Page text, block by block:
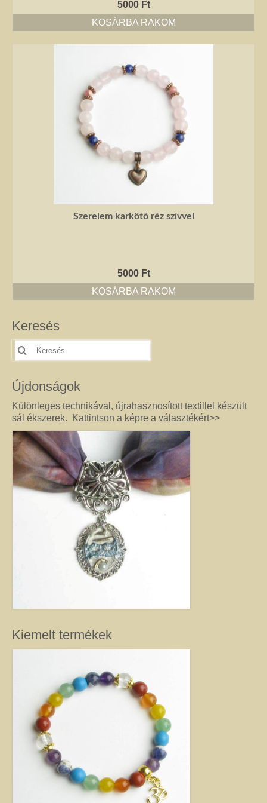
világában, mivel ezek is az egyéniség szépségét emelik ki. Nagy gonddal
válogattam ki azokat az ékszereket, amelyek megfelelnek ennek a magas
minőségi és esztétikai követelménynek. Ezeket az ékszereket azoknak
ajánlom, akik nem ragaszkodnak az ásványokhoz, féldrágakövekhez, illetve
kristályokhoz, de rajonganak az egyéni ötletekért, és valami különlegesre
vágynak. Kiváló ajándék lehet belőlük születésnapra, névnapra, karácsonyra.
Garantáltan örömöt szerezhet velük szeretteinek.
Rendelésre készült egyedi ékszer
Csillagjegyes babalánc rendelésre
Jó tanácsok babalánchoz
A szobai növények, kaktuszok a lakás díszei, de sajnos nem vagy csak ritkán
virágoznak.Biztosan Ön is szép kaspóba vagy díszes tartóba teszi őket, de
ennél többet is tehet értük. A kézműves Virág ékszerekkel színesebbé és
garantáltan nincs két egyforma közöttük. Ha cserepes növényt ajándékoz
5000 Ft
KOSÁRBA RAKOM
Szerelem karkötő réz szívvel
5000 Ft
KOSÁRBA RAKOM
Keresés
Keresés
erre:
Újdonságok
Különleges technikával, újrahasznosított textillel készült
sál ékszerek. Kattintson a képre a választékért>>
Kiemelt termékek